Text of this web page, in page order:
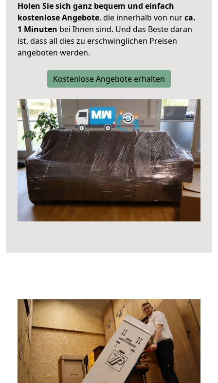
Holen Sie sich ganz bequem und einfach
kostenlose Angebote, die innerhalb von nurca.
1 Minuten bei Ihnen sind. Und das Beste daran
ist, dass all dies zu erschwinglichen Preisen
angeboten werden.
Kostenlose Angebote erhalten